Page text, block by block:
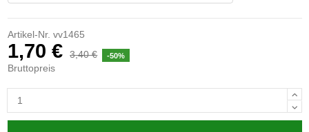
Artikel-Nr. vv1465
1,70 € 3,40 € -50%
Bruttopreis